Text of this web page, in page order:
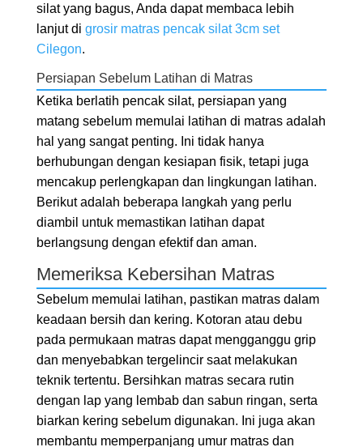
silat yang bagus, Anda dapat membaca lebih
lanjut di grosir matras pencak silat 3cm set
Cilegon.
Persiapan Sebelum Latihan di Matras
Ketika berlatih pencak silat, persiapan yang
matang sebelum memulai latihan di matras adalah
hal yang sangat penting. Ini tidak hanya
berhubungan dengan kesiapan fisik, tetapi juga
mencakup perlengkapan dan lingkungan latihan.
Berikut adalah beberapa langkah yang perlu
diambil untuk memastikan latihan dapat
berlangsung dengan efektif dan aman.
Memeriksa Kebersihan Matras
Sebelum memulai latihan, pastikan matras dalam
keadaan bersih dan kering. Kotoran atau debu
pada permukaan matras dapat mengganggu grip
dan menyebabkan tergelincir saat melakukan
teknik tertentu. Bersihkan matras secara rutin
dengan lap yang lembab dan sabun ringan, serta
biarkan kering sebelum digunakan. Ini juga akan
membantu memperpanjang umur matras dan